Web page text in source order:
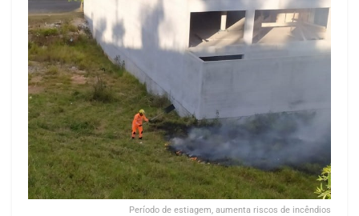
Período de estiagem, aumenta riscos de incêndios